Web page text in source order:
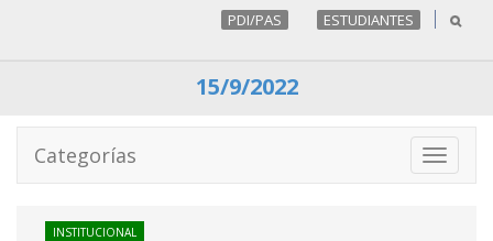
PDI/PAS ESTUDIANTES
15/9/2022
Toggle
Categorías
INSTITUCIONAL